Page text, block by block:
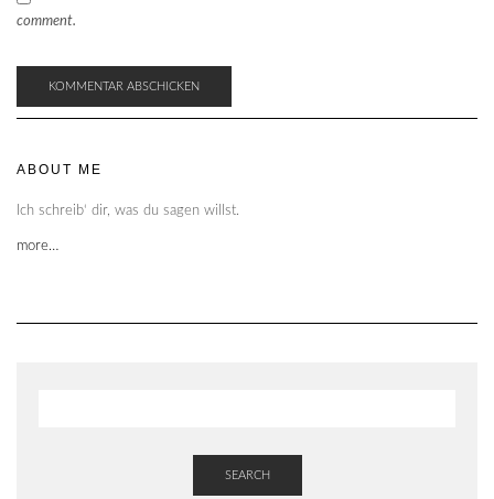
comment.
ABOUT ME
Ich schreib‘ dir, was du sagen willst.
more…
SEARCH